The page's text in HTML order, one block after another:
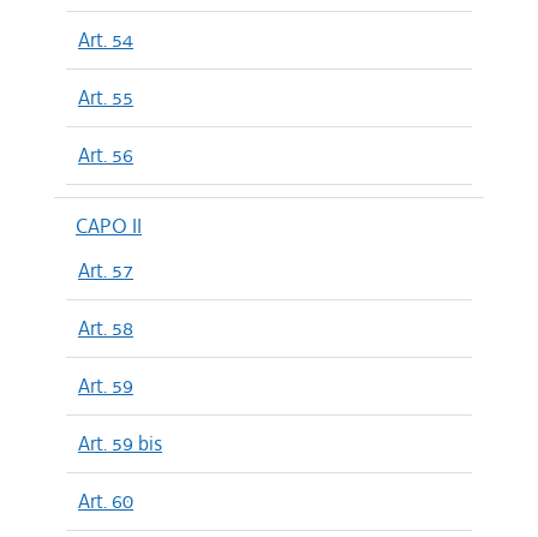
Art. 54
Art. 55
Art. 56
CAPO II
Art. 57
Art. 58
Art. 59
Art. 59 bis
Art. 60